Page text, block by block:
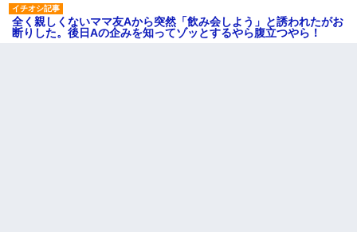
全く親しくないママ友Aから突然「飲み会しよう」と誘われたがお
断りした。後日Aの企みを知ってゾッとするやら腹立つやら！